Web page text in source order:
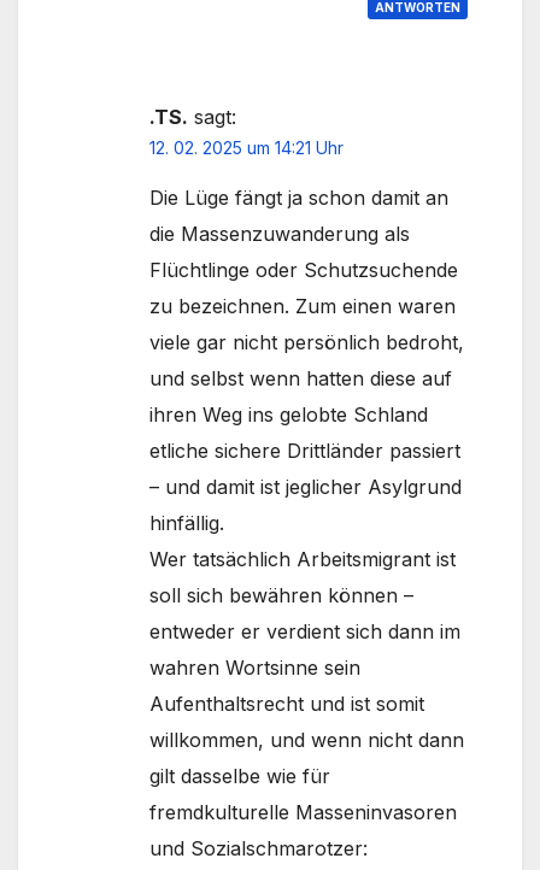
ANTWORTEN
.TS. sagt:
12. 02. 2025 um 14:21 Uhr
Die Lüge fängt ja schon damit an
die Massenzuwanderung als
Flüchtlinge oder Schutzsuchende
zu bezeichnen. Zum einen waren
viele gar nicht persönlich bedroht,
und selbst wenn hatten diese auf
ihren Weg ins gelobte Schland
etliche sichere Drittländer passiert
– und damit ist jeglicher Asylgrund
hinfällig.
Wer tatsächlich Arbeitsmigrant ist
soll sich bewähren können –
entweder er verdient sich dann im
wahren Wortsinne sein
Aufenthaltsrecht und ist somit
willkommen, und wenn nicht dann
gilt dasselbe wie für
fremdkulturelle Masseninvasoren
und Sozialschmarotzer: